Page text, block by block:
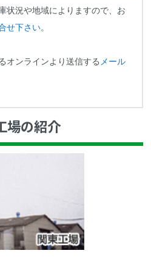
状況や地域によりますので、お
せ下さい。
オンラインより送信する メール
場の紹介